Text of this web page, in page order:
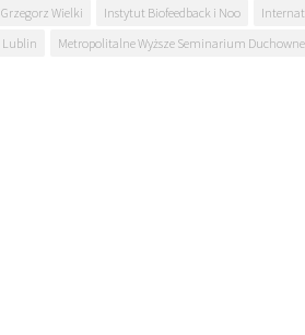
Grzegorz Wielki Instytut Biofeedback i Noo
Lublin Metropolitalne Wyższe Seminarium Duchowne